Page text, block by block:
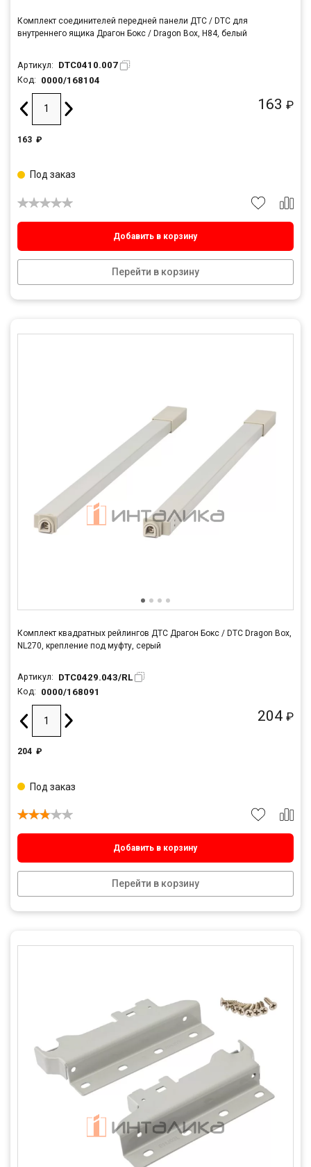
Комплект соединителей передней панели ДТС / DTC для
внутреннего ящика Драгон Бокс / Dragon Box, H84, белый
Артикул: DTC0410.007
Код: 0000/168104
163 ₽
163 ₽
Добавить в корзину
Перейти в корзину
Под заказ
Комплект квадратных рейлингов ДТС Драгон Бокс / DTC Dragon Box,
NL270, крепление под муфту, серый
Артикул: DTC0429.043/RL
Код: 0000/168091
204 ₽
204 ₽
Добавить в корзину
Перейти в корзину
Под заказ